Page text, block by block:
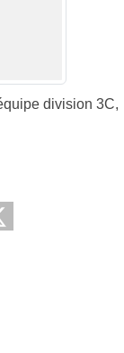
division 3C,